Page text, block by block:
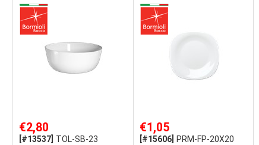
€2,80
[#13537] TOL-SB-23
€1,05
[#15606]
PRM-FP-20X20